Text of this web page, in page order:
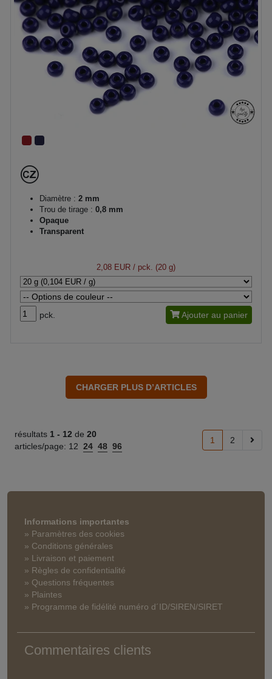
Diamètre : 2 mm
Trou de tirage : 0,8 mm
Opaque
Transparent
2,08 EUR / pck. (20 g)
pck. Ajouter au panier
résultats 1 - 12 de 20
articles/page: 12 24 48 96
1 2
Informations importantes
» Paramètres des cookies
» Conditions générales
» Livraison et paiement
» Règles de confidentialité
» Questions fréquentes
» Plaintes
» Programme de fidélité numéro d´ID/SIREN/SIRET
Commentaires clients